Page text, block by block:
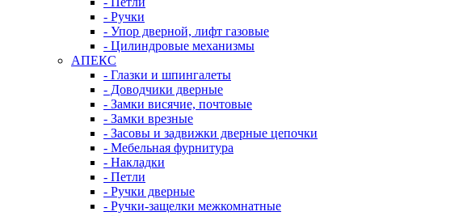
- Ручки
- Упор дверной, лифт газовые
- Цилиндровые механизмы
АПЕКС
- Глазки и шпингалеты
- Доводчики дверные
- Замки висячие, почтовые
- Замки врезные
- Засовы и задвижки дверные цепочки
- Мебельная фурнитура
- Накладки
- Петли
- Ручки дверные
- Ручки-защелки межкомнатные